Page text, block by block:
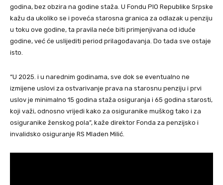
godina, bez obzira na godine staža. U Fondu PIO Republike Srpske
kažu da ukoliko se i poveća starosna granica za odlazak u penziju
u toku ove godine, ta pravila neće biti primjenjivana od iduće
godine, već će uslijediti period prilagođavanja. Do tada sve ostaje
isto.
“U 2025. i u narednim godinama, sve dok se eventualno ne
izmijene uslovi za ostvarivanje prava na starosnu penziju i prvi
uslov je minimalno 15 godina staža osiguranja i 65 godina starosti,
koji važi, odnosno vrijedi kako za osiguranike muškog tako i za
osiguranike ženskog pola”, kaže direktor Fonda za penzijsko i
invalidsko osiguranje RS Mladen Milić.